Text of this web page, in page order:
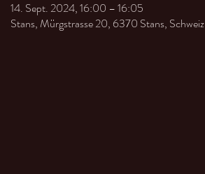
14. Sept. 2024, 16:00 – 16:05
Stans, Mürgstrasse 20, 6370 Stans, Schweiz